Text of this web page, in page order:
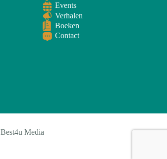
Events
Verhalen
Boeken
Contact
Best4u Media